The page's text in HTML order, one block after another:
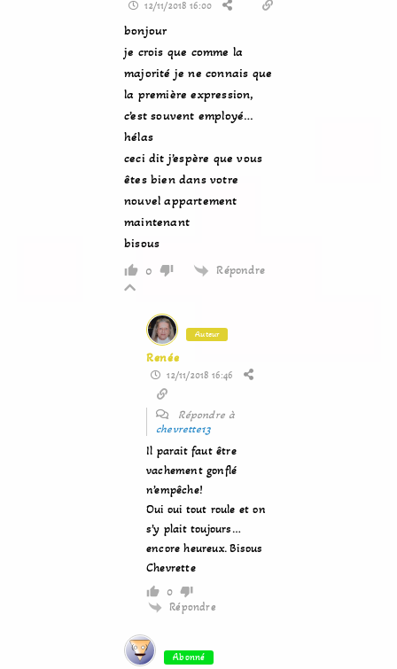
12/11/2018 16:00
bonjour
je crois que comme la
majorité je ne connais que
la première expression,
c’est souvent employé…
hélas
ceci dit j’espère que vous
êtes bien dans votre
nouvel appartement
maintenant
bisous
0 Répondre
Auteur
Renée
12/11/2018 16:46
Répondre à
chevrette13
Il parait faut être
vachement gonflé
n’empêche!
Oui oui tout roule et on
s’y plait toujours…
encore heureux. Bisous
Chevrette
0
Répondre
Abonné